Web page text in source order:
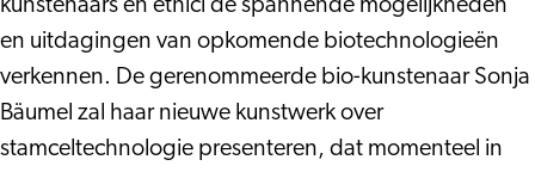
kunstenaars en ethici de spannende mogelijkheden
en uitdagingen van opkomende biotechnologieën
verkennen. De gerenommeerde bio-kunstenaar Sonja
Bäumel zal haar nieuwe kunstwerk over
stamceltechnologie presenteren, dat momenteel in